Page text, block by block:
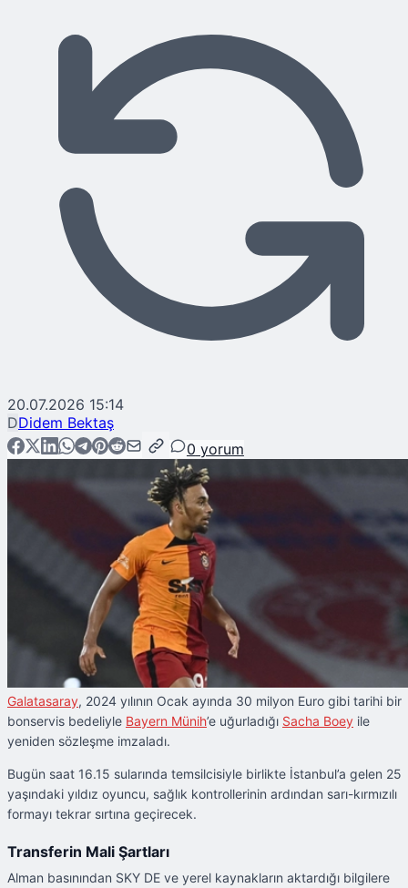
20.07.2026 15:14
DDidem Bektaş
0 yorum
Galatasaray, 2024 yılının Ocak ayında 30 milyon Euro gibi tarihi bir
bonservis bedeliyle Bayern Münih’e uğurladığı Sacha Boey ile
yeniden sözleşme imzaladı.
Bugün saat 16.15 sularında temsilcisiyle birlikte İstanbul’a gelen 25
yaşındaki yıldız oyuncu, sağlık kontrollerinin ardından sarı-kırmızılı
formayı tekrar sırtına geçirecek.
Transferin Mali Şartları
Alman basınından SKY DE ve yerel kaynakların aktardığı bilgilere